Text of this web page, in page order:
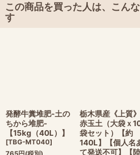
この商品を買った人は、こん
す
発酵牛糞堆肥-土の
ちから堆肥-
【15kg（40L）】
[TBG-MT040]
栃木県産《上質》
赤玉土（大袋ｘ
袋セット）【約
140L】【個人名
て発送不可】【陸